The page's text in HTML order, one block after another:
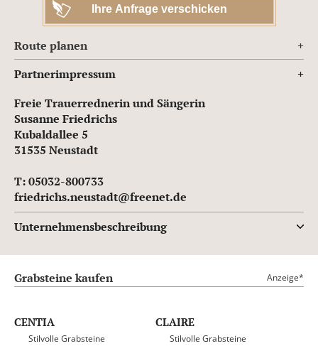
Route planen
Partnerimpressum
Freie Trauerrednerin und Sängerin
Susanne Friedrichs
Kubaldallee 5
31535 Neustadt
T: 05032-800733
friedrichs.neustadt@freenet.de
Unternehmensbeschreibung
Grabsteine kaufen Anzeige*
CENTIA
Stilvolle Grabsteine
CLAIRE
Stilvolle Grabsteine